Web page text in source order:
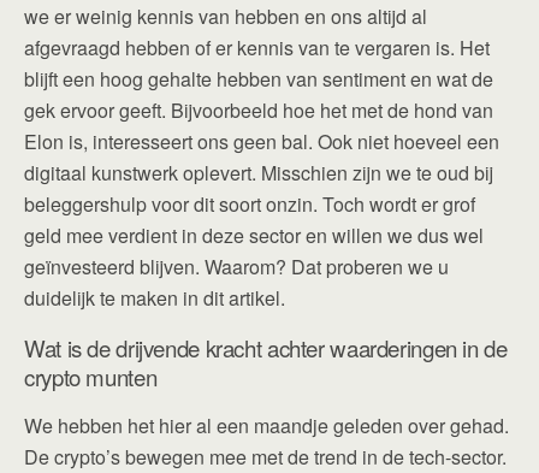
we er weinig kennis van hebben en ons altijd al
afgevraagd hebben of er kennis van te vergaren is. Het
blijft een hoog gehalte hebben van sentiment en wat de
gek ervoor geeft. Bijvoorbeeld hoe het met de hond van
Elon is, interesseert ons geen bal. Ook niet hoeveel een
digitaal kunstwerk oplevert. Misschien zijn we te oud bij
beleggershulp voor dit soort onzin. Toch wordt er grof
geld mee verdient in deze sector en willen we dus wel
geïnvesteerd blijven. Waarom? Dat proberen we u
duidelijk te maken in dit artikel.
Wat is de drijvende kracht achter waarderingen in de
crypto munten
We hebben het hier al een maandje geleden over gehad.
De crypto’s bewegen mee met de trend in de tech-sector.